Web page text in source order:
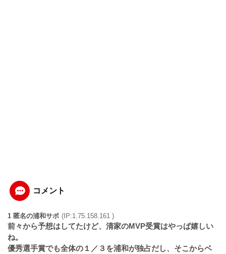
コメント
1 匿名の浦和サポ (IP:1.75.158.161 )
前々から予想はしてたけど、清家のMVP受賞はやっぱ嬉しい
ね。
優秀選手賞でも全体の１／３を浦和が独占だし、そこからベ